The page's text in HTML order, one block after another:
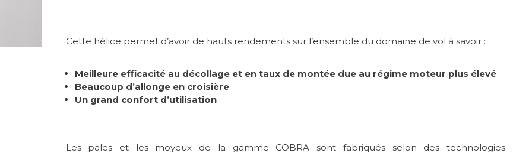
Cette hélice permet d’avoir de hauts rendements sur l’ensemble du domaine de vol à savoir :
Meilleure efficacité au décollage et en taux de montée due au régime moteur plus élevé
Beaucoup d’allonge en croisière
Un grand confort d’utilisation
Les pales et les moyeux de la gamme COBRA sont fabriqués selon des technologies